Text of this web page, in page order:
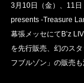
3月10日（金）、11日
presents -Treasure
幕張メッセにてB’z
を先行販売、幻のス
フブルゾン」の販売